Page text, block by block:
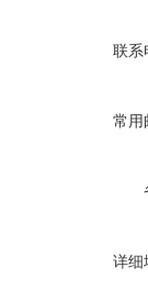
联系
常用
详细